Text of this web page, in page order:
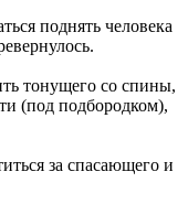
по купанию на
"За вклад в
жителям
поднять человека
тонущего со спины,
(под подбородком),
за спасающего и